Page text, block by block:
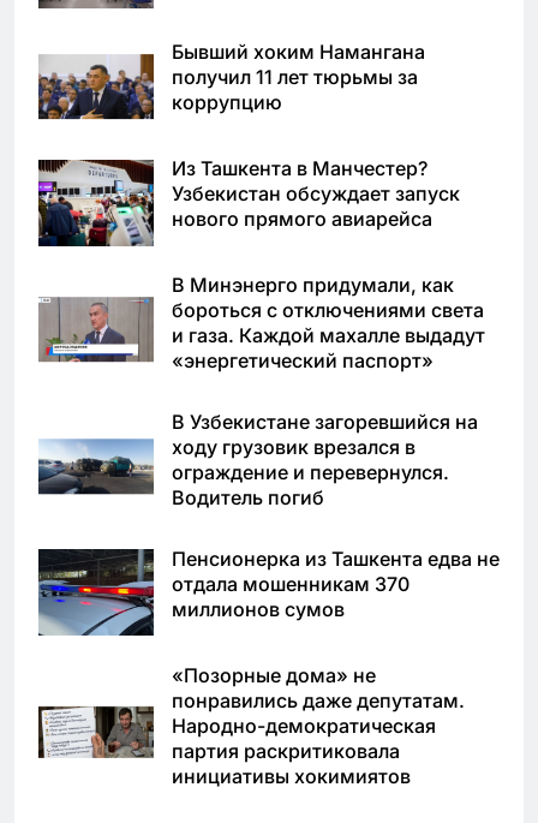
Бывший хоким Намангана
получил 11 лет тюрьмы за
коррупцию
Из Ташкента в Манчестер?
Узбекистан обсуждает запуск
нового прямого авиарейса
В Минэнерго придумали, как
бороться с отключениями света
и газа. Каждой махалле выдадут
«энергетический паспорт»
В Узбекистане загоревшийся на
ходу грузовик врезался в
ограждение и перевернулся.
Водитель погиб
Пенсионерка из Ташкента едва не
отдала мошенникам 370
миллионов сумов
«Позорные дома» не
понравились даже депутатам.
Народно-демократическая
партия раскритиковала
инициативы хокимиятов